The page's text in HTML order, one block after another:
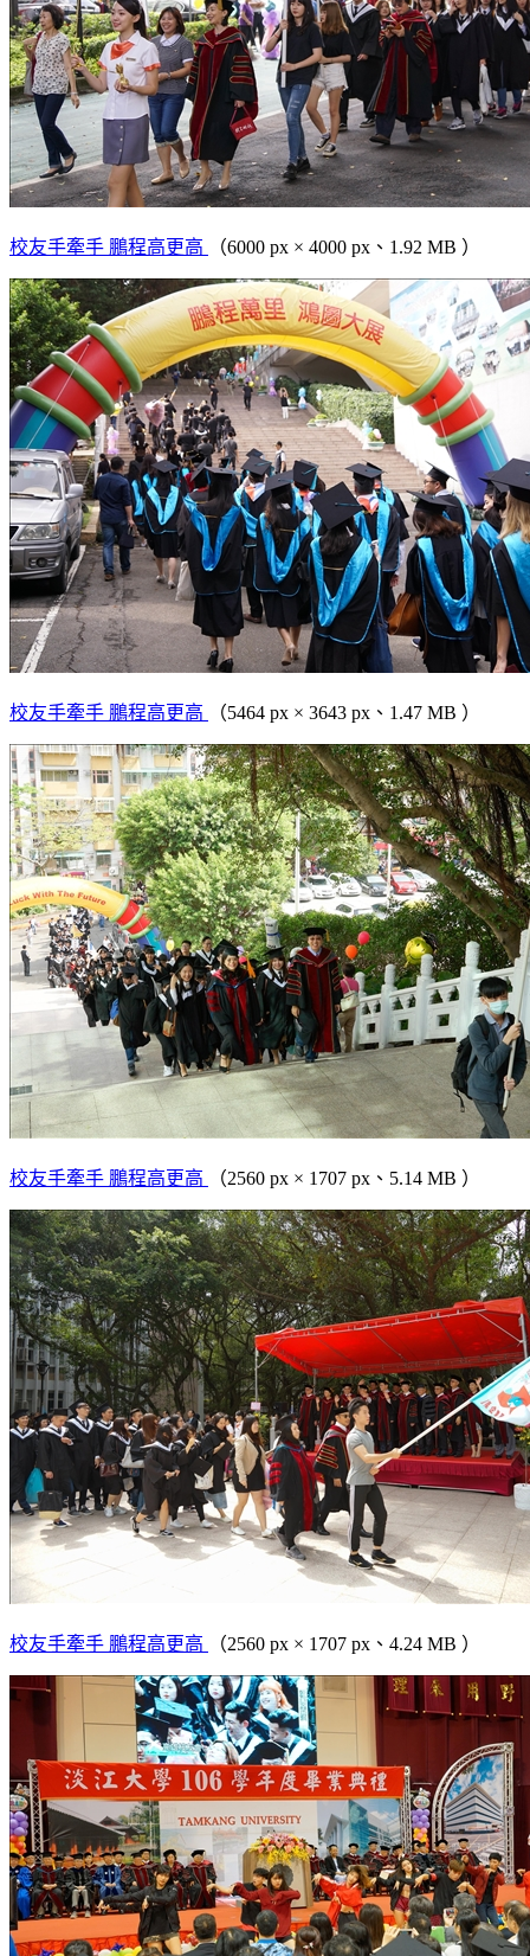
校友手牽手 鵬程高更高 （6000 px × 4000 px、1.92 MB ）
校友手牽手 鵬程高更高 （5464 px × 3643 px、1.47 MB ）
校友手牽手 鵬程高更高 （2560 px × 1707 px、5.14 MB ）
校友手牽手 鵬程高更高 （2560 px × 1707 px、4.24 MB ）